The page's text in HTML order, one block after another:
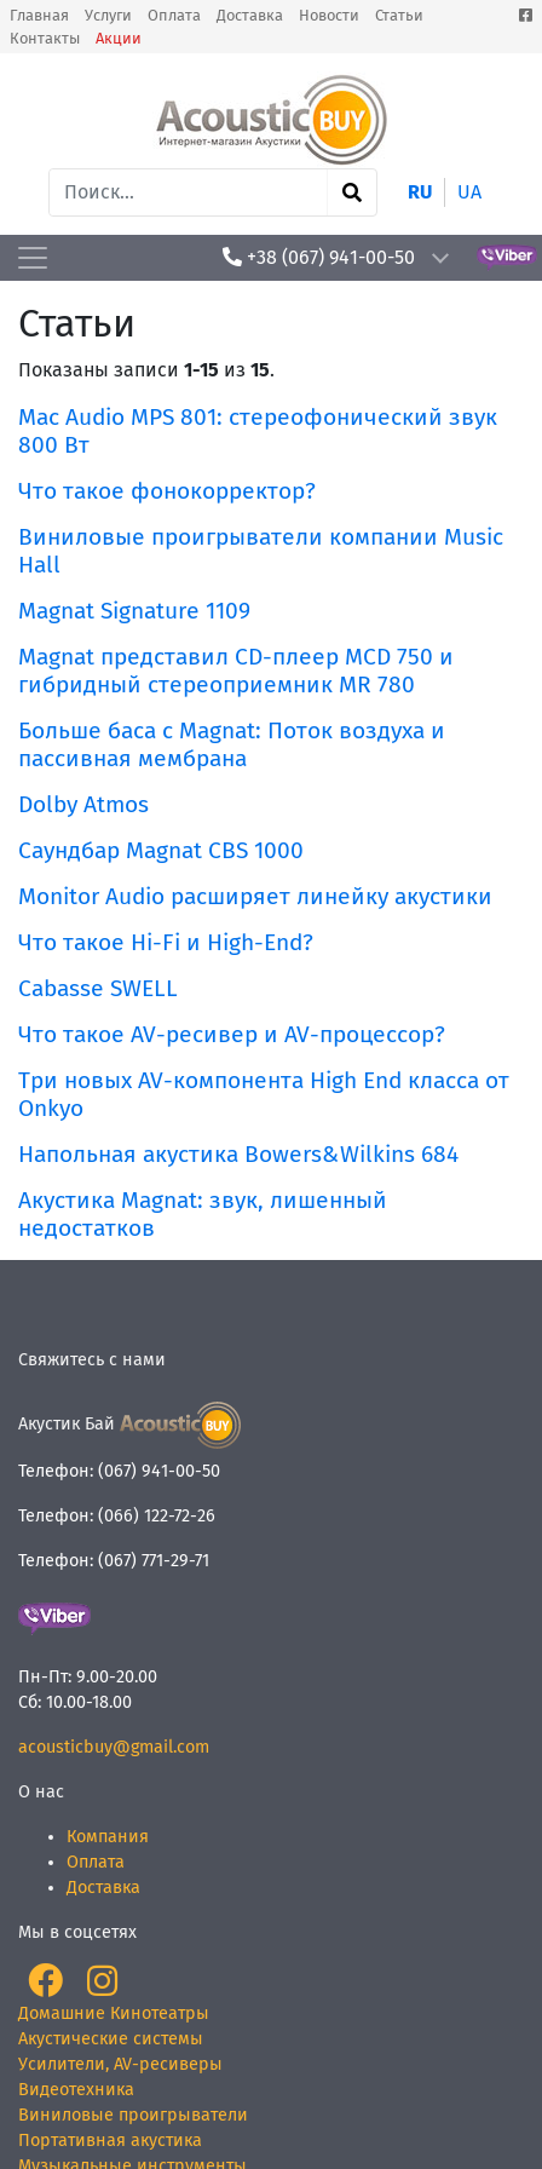
Главная Услуги Оплата Доставка Новости
Статьи
Контакты
Акции
RU UA
+38 (067) 941-00-50
Статьи
Показаны записи 1-15 из 15.
Mac Audio MPS 801: стереофонический звук
800 Вт
Что такое фонокорректор?
Виниловые проигрыватели компании Music
Hall
Magnat Signature 1109
Magnat представил CD-плеер MCD 750 и
гибридный стереоприемник MR 780
Больше баса с Magnat: Поток воздуха и
пассивная мембрана
Dolby Atmos
Саундбар Magnat CBS 1000
Monitor Audio расширяет линейку акустики
Что такое Hi-Fi и High-End?
Cabasse SWELL
Что такое AV-ресивер и AV-процессор?
Три новых AV-компонента High End класса от
Onkyo
Напольная акустика Bowers&Wilkins 684
Акустика Magnat: звук, лишенный
недостатков
Свяжитесь с нами
Акустик Бай
Телефон: (067) 941-00-50
Телефон: (066) 122-72-26
Телефон: (067) 771-29-71
Пн-Пт: 9.00-20.00
Сб: 10.00-18.00
acousticbuy@gmail.com
О нас
Компания
Оплата
Доставка
Мы в соцсетях
Домашние Кинотеатры
Акустические системы
Усилители, AV-ресиверы
Видеотехника
Виниловые проигрыватели
Портативная акустика